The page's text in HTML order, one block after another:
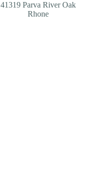
41319 Parva River Oak
Rhone